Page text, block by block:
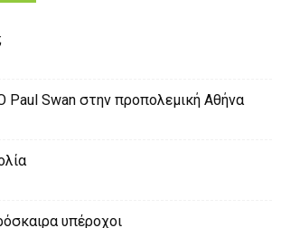
Paul Swan στην προπολεμική Αθήνα
υπέροχοι